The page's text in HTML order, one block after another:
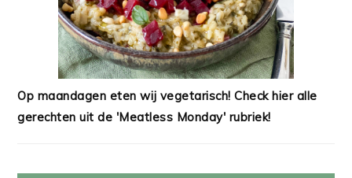
Op maandagen eten wij vegetarisch! Check hier alle
gerechten uit de 'Meatless Monday' rubriek!